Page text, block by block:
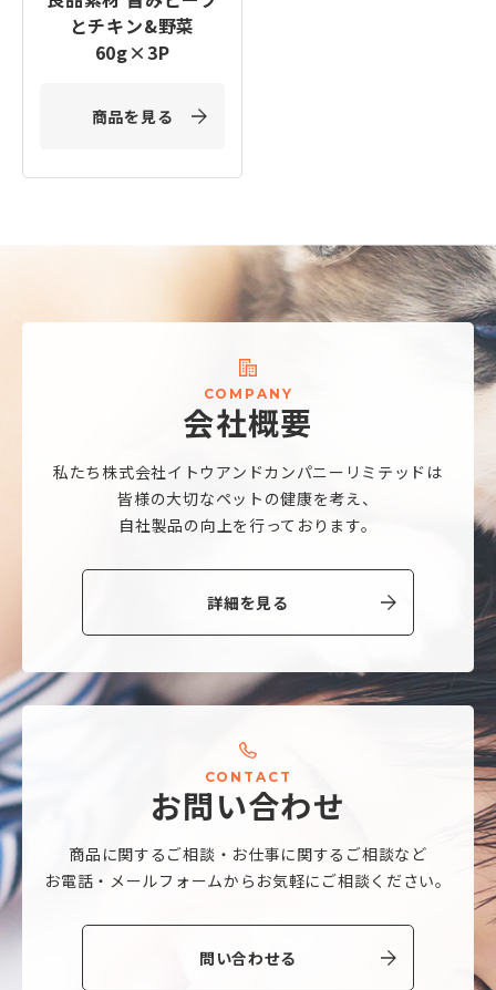
とチキン&野菜
60g×3P
商品を見る
CO M P AN Y
会社概要
私たち株式会社イトウアンドカンパニーリミテッドは
皆様の大切なペットの健康を考え、
自社製品の向上を行っております。
詳細を見る
CO N T A C T
お問い合わせ
商品に関するご相談・ お仕事に関するご相談など
お電話・メールフォームから お気軽にご相談ください。
問い合わせる